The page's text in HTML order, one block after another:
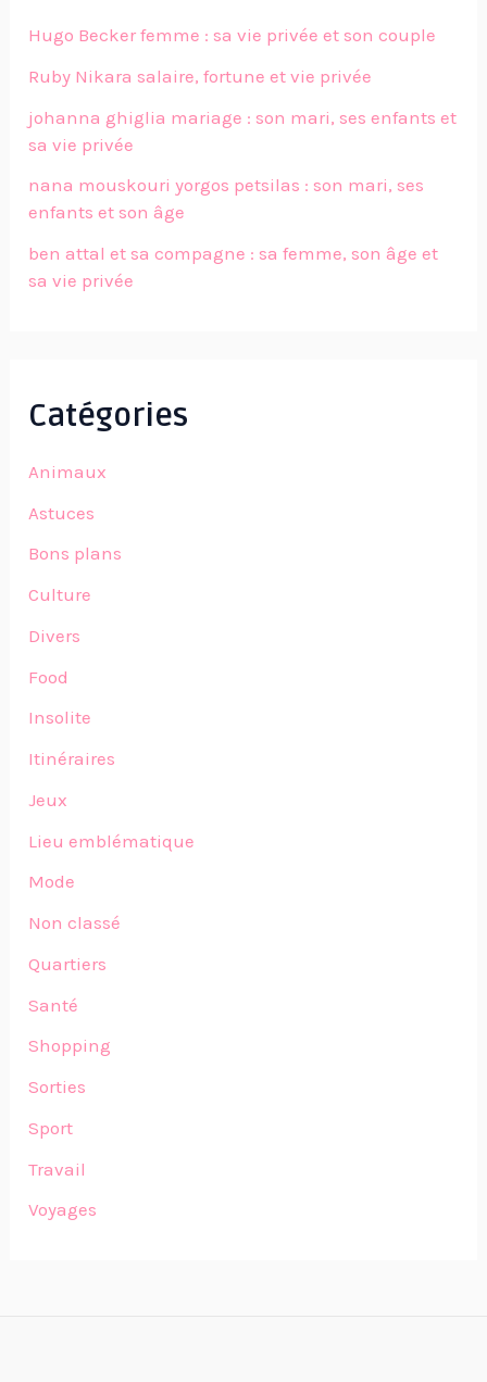
Hugo Becker femme : sa vie privée et son couple
Ruby Nikara salaire, fortune et vie privée
johanna ghiglia mariage : son mari, ses enfants et
sa vie privée
nana mouskouri yorgos petsilas : son mari, ses
enfants et son âge
ben attal et sa compagne : sa femme, son âge et
sa vie privée
Catégories
Animaux
Astuces
Bons plans
Culture
Divers
Food
Insolite
Itinéraires
Jeux
Lieu emblématique
Mode
Non classé
Quartiers
Santé
Shopping
Sorties
Sport
Travail
Voyages